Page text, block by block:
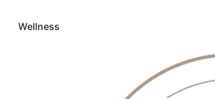
Wellness